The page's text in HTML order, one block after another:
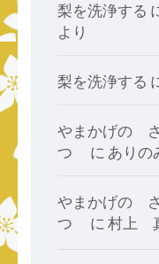
梨を洗浄する
より
梨を洗浄する
やまかげの
つゝ
に ありの
やまかげの
つゝ
に村上